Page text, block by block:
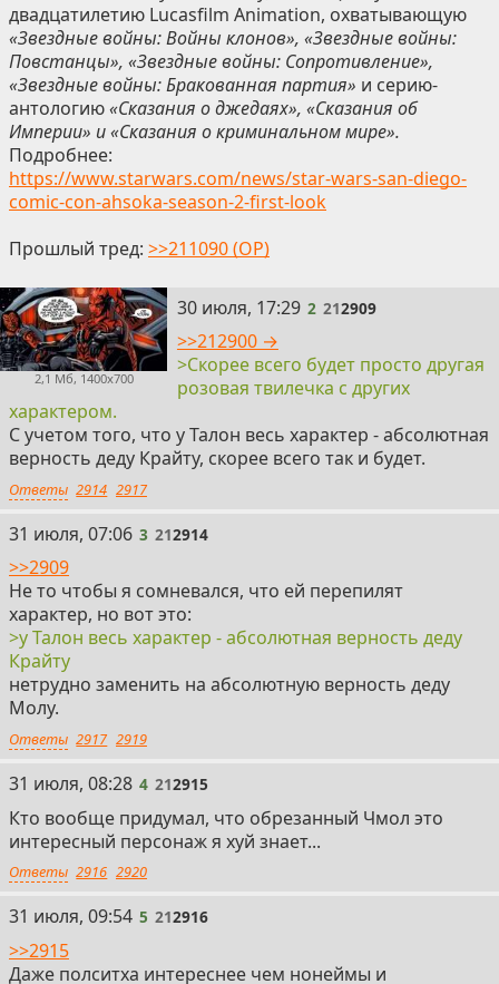
двадцатилетию Lucasfilm Animation, охватывающую
«Звездные войны: Войны клонов», «Звездные войны:
Повстанцы», «Звездные войны: Сопротивление»,
«Звездные войны: Бракованная партия» и серию-
антологию«Сказания о джедаях», «Сказания об
Империи» и «Сказания о криминальном мире».
Подробнее:
https://www.starwars.com/news/star-wars-san-diego-
comic-con-ahsoka-season-2-first-look
Прошлый тред: >>211090 (OP)
2,1 Мб, 1400x700
2
30 июля, 17:29 2 212909
>>212900 →
>Скорее всего будет просто другая
розовая твилечка с других
характером.
С учетом того, что у Талон весь характер - абсолютная
верность деду Крайту, скорее всего так и будет.
Ответы 2914 2917
3
31 июля, 07:06 3 212914
>>2909
Не то чтобы я сомневался, что ей перепилят
характер, но вот это:
>у Талон весь характер - абсолютная верность деду
Крайту
нетрудно заменить на абсолютную верность деду
Молу.
Ответы 2917 2919
4
31 июля, 08:28 4 212915
Кто вообще придумал, что обрезанный Чмол это
интересный персонаж я хуй знает...
Ответы 2916 2920
5
31 июля, 09:54 5 212916
>>2915
Даже полситха интереснее чем нонеймы и